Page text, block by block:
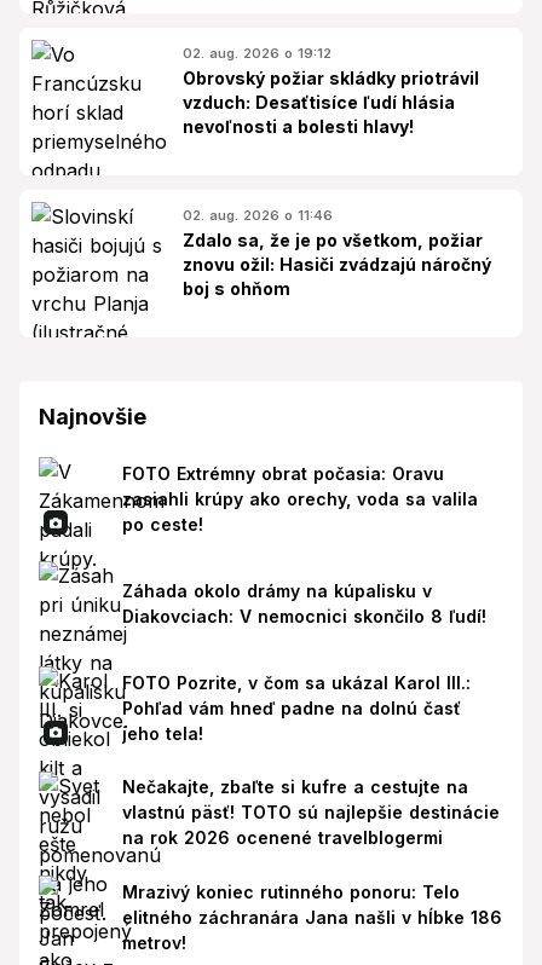
02. aug. 2026 o 19:12
Obrovský požiar skládky priotrávil
vzduch: Desaťtisíce ľudí hlásia
nevoľnosti a bolesti hlavy!
02. aug. 2026 o 11:46
Zdalo sa, že je po všetkom, požiar
znovu ožil: Hasiči zvádzajú náročný
boj s ohňom
Najnovšie
FOTO Extrémny obrat počasia: Oravu
zasiahli krúpy ako orechy, voda sa valila
po ceste!
Záhada okolo drámy na kúpalisku v
Diakovciach: V nemocnici skončilo 8 ľudí!
FOTO Pozrite, v čom sa ukázal Karol III.:
Pohľad vám hneď padne na dolnú časť
jeho tela!
Nečakajte, zbaľte si kufre a cestujte na
vlastnú päsť! TOTO sú najlepšie destinácie
na rok 2026 ocenené travelblogermi
Mrazivý koniec rutinného ponoru: Telo
elitného záchranára Jana našli v hĺbke 186
metrov!